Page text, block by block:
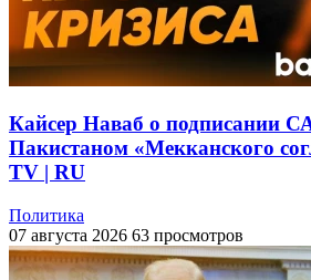
Кайсер Наваб о подписании
Пакистаном «Мекканского
TV | RU
Политика
07 августа 2026 63 просмотров